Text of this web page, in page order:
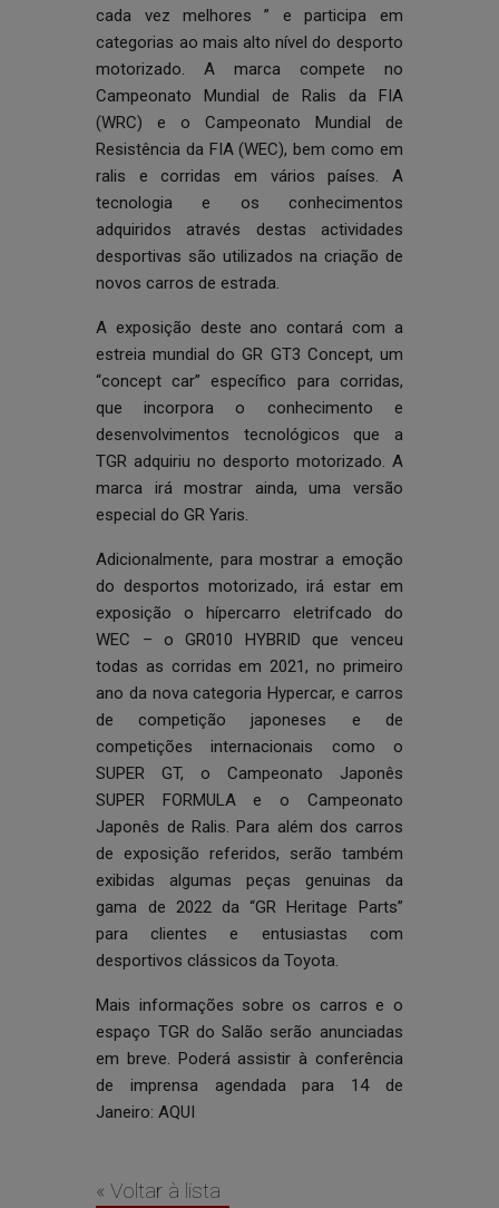
cada vez melhores ” e participa em
categorias ao mais alto nível do desporto
motorizado. A marca compete no
Campeonato Mundial de Ralis da FIA
(WRC) e o Campeonato Mundial de
Resistência da FIA (WEC), bem como em
ralis e corridas em vários países. A
tecnologia e os conhecimentos
adquiridos através destas actividades
desportivas são utilizados na criação de
novos carros de estrada.
A exposição deste ano contará com a
estreia mundial do GR GT3 Concept, um
“concept car” específico para corridas,
que incorpora o conhecimento e
desenvolvimentos tecnológicos que a
TGR adquiriu no desporto motorizado. A
marca irá mostrar ainda, uma versão
especial do GR Yaris.
Adicionalmente, para mostrar a emoção
do desportos motorizado, irá estar em
exposição o hípercarro eletrifcado do
WEC – o GR010 HYBRID que venceu
todas as corridas em 2021, no primeiro
ano da nova categoria Hypercar, e carros
de competição japoneses e de
competições internacionais como o
SUPER GT, o Campeonato Japonês
SUPER FORMULA e o Campeonato
Japonês de Ralis. Para além dos carros
de exposição referidos, serão também
exibidas algumas peças genuinas da
gama de 2022 da “GR Heritage Parts”
para clientes e entusiastas com
desportivos clássicos da Toyota.
Mais informações sobre os carros e o
espaço TGR do Salão serão anunciadas
em breve. Poderá assistir à conferência
de imprensa agendada para 14 de
Janeiro:AQUI
« Voltar à lista